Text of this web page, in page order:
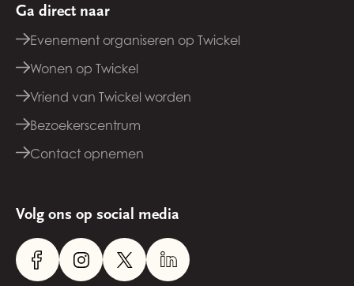
Ga direct naar
Evenement organiseren op Twickel
Wonen op Twickel
Vriend van Twickel worden
Bezoekerscentrum
Contact opnemen
Volg ons op social media